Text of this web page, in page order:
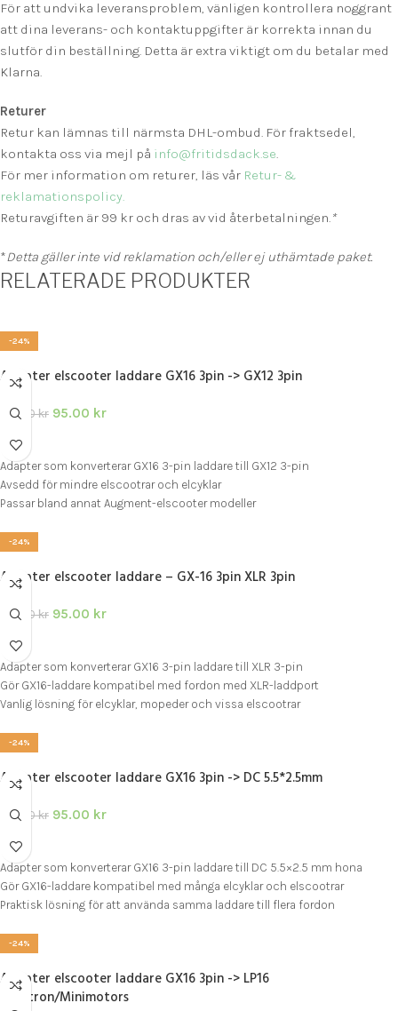
För att undvika leveransproblem, vänligen kontrollera noggrant
att dina leverans- och kontaktuppgifter är korrekta innan du
slutför din beställning. Detta är extra viktigt om du betalar med
Klarna.
Returer
Retur kan lämnas till närmsta DHL-ombud. För fraktsedel,
kontakta oss via mejl på info@fritidsdack.se.
För mer information om returer, läs vår Retur- &
reklamationspolicy.
Returavgiften är 99 kr och dras av vid återbetalningen.*
*Detta gäller inte vid reklamation och/eller ej uthämtade paket.
RELATERADE PRODUKTER
-24%
Adapter elscooter laddare GX16 3pin -> GX12 3pin
125.00kr 95.00 kr
LÄGG I VARUKORG
Adapter som konverterar GX16 3-pin laddare till GX12 3-pin
Avsedd för mindre elscootrar och elcyklar
Passar bland annat Augment-elscooter modeller
-24%
Adapter elscooter laddare – GX-16 3pin XLR 3pin
125.00kr 95.00 kr
LÄGG I VARUKORG
Adapter som konverterar GX16 3-pin laddare till XLR 3-pin
Gör GX16-laddare kompatibel med fordon med XLR-laddport
Vanlig lösning för elcyklar, mopeder och vissa elscootrar
-24%
Adapter elscooter laddare GX16 3pin -> DC 5.5*2.5mm
125.00kr 95.00 kr
LÄGG I VARUKORG
Adapter som konverterar GX16 3-pin laddare till DC 5.5×2.5 mm hona
Gör GX16-laddare kompatibel med många elcyklar och elscootrar
Praktisk lösning för att använda samma laddare till flera fordon
-24%
Adapter elscooter laddare GX16 3pin -> LP16
Dualtron/Minimotors